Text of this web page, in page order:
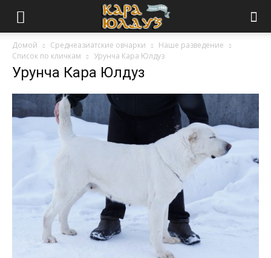
Домой Среднеазиатские овчарки
Наше разведение
Список по кличкам
Урунча Кара Юлдуз
Урунча Кара Юлдуз